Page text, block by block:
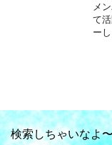
メ
て
ー
検索しちゃいなよ